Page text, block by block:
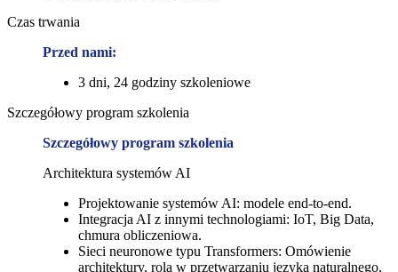
Czas trwania
Przed nami:
3 dni, 24 godziny szkoleniowe
Szczegółowy program szkolenia
Szczegółowy program szkolenia
Architektura systemów AI
Projektowanie systemów AI: modele end-to-end.
Integracja AI z innymi technologiami: IoT, Big Data,
chmura obliczeniowa.
Sieci neuronowe typu Transformers: Omówienie
architektury, rola w przetwarzaniu języka naturalnego,